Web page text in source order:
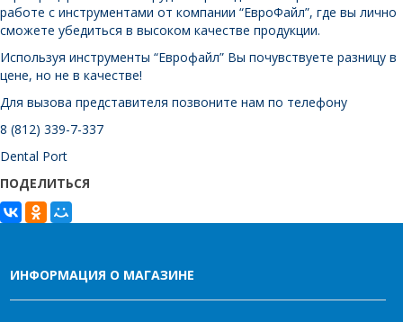
работе с инструментами от компании “ЕвроФайл”, где вы лично
сможете убедиться в высоком качестве продукции.
Используя инструменты “Еврофайл” Вы почувствуете разницу в
цене, но не в качестве!
Для вызова представителя позвоните нам по телефону
8 (812) 339-7-337
Dental Port
ПОДЕЛИТЬСЯ
ИНФОРМАЦИЯ О МАГАЗИНЕ